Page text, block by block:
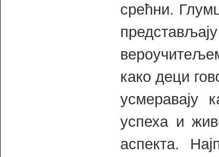
срећни.
како деци
усмеравају
успеха и
аспекта.